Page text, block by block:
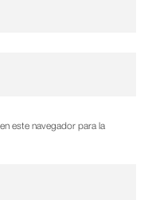
este navegador para la